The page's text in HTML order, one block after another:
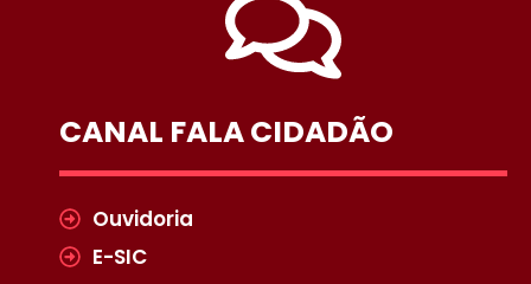
CANAL FALA CIDADÃO
Ouvidoria
E-SIC